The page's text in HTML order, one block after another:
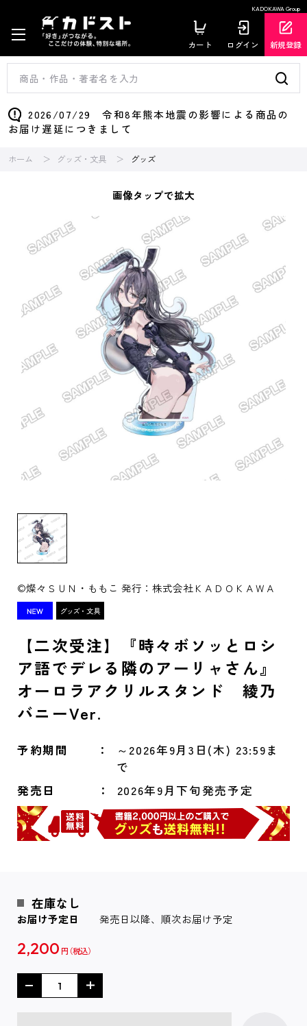
KADOKAWA Group
カート ログイン 新規登録
2026/07/29 令和8年熊本地震の影響による商品の
お届け遅延につきまして
ホーム グッズ・文具 グッズ
画像タップで拡大
©燦々ＳＵＮ・ももこ 発行：株式会社ＫＡＤＯＫＡＷＡ
【二次受注】『時々ボソッとロシ
ア語でデレる隣のアーリャさん』
オーロラアクリルスタンド 綾乃
バニーVer.
予約期間
～2026年9月3日(木) 23:59ま
で
発売日
2026年9月下旬発売予定
在庫なし
お届け予定日 発売日以降、順次お届け予定
2,200 円